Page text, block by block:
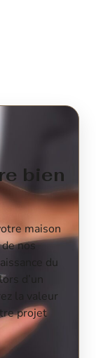
bien
maison
de nos
du
d’un
la valeur
projet